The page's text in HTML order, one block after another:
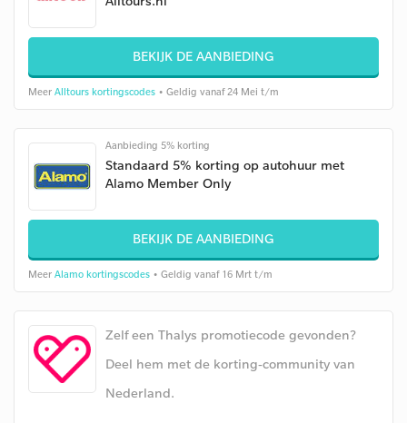
BEKIJK DE AANBIEDING
Meer Alltours kortingscodes • Geldig vanaf 24 Mei t/m
Aanbieding 5% korting
Standaard 5% korting op autohuur met
Alamo Member Only
BEKIJK DE AANBIEDING
Meer Alamo kortingscodes • Geldig vanaf 16 Mrt t/m
Zelf een Thalys promotiecode gevonden?
Deel hem met de korting-community van
Nederland.